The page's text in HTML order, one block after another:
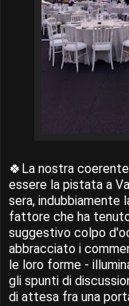
🍀La nostra
essere la pistata a
sera, indubbiamente
fattore che ha
suggestivo colpo
abbracciato i
le loro forme -
gli spunti di
di attesa fra una